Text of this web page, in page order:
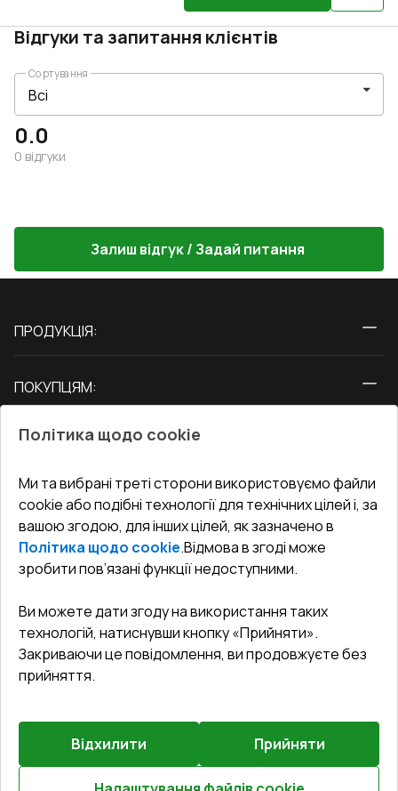
Відгуки та запитання клієнтів
0.0
0 відгуки
Сортування
Залиш відгук / Задай питання
ПРОДУКЦІЯ:
Двері
ПОКУПЦЯМ:
Блог
Адреса гіпермаркета
Як правильно заміряти вікна
СЕРВІС ТА ОБЛУГОВУВАННЯ:
Доставка і Оплата
Гарантія та Сервіс
Повернення товару
Договір публічної оферти
КОНТАКТИ
Офіс:Україна, м. Вінниця, вул. Келецька 60 кв. 61
undefined(undefined)
©2026 Всі права захищені.
Сайт створено на платформіVitrager.com.
Повідомити про проблему?
Політика щодо cookie
Ми та вибрані треті сторони використовуємо файли
cookie або подібні технології для технічних цілей і, за
вашою згодою, для інших цілей, як зазначено в
Політика щодо cookie.Відмова в згоді може
зробити пов’язані функції недоступними.
Ви можете дати згоду на використання таких
технологій, натиснувши кнопку «Прийняти».
Закриваючи це повідомлення, ви продовжуєте без
прийняття.
Відхилити Прийняти